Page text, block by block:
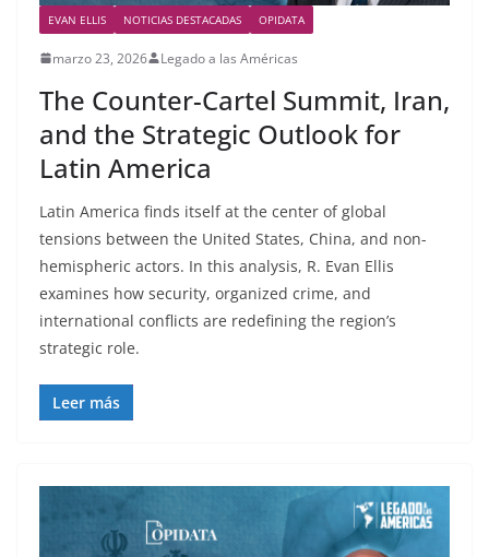
EVAN ELLIS NOTICIAS DESTACADAS OPIDATA
marzo 23, 2026 Legado a las Américas
The Counter-Cartel Summit, Iran,
and the Strategic Outlook for
Latin America
Latin America finds itself at the center of global
tensions between the United States, China, and non-
hemispheric actors. In this analysis, R. Evan Ellis
examines how security, organized crime, and
international conflicts are redefining the region’s
strategic role.
Leer más